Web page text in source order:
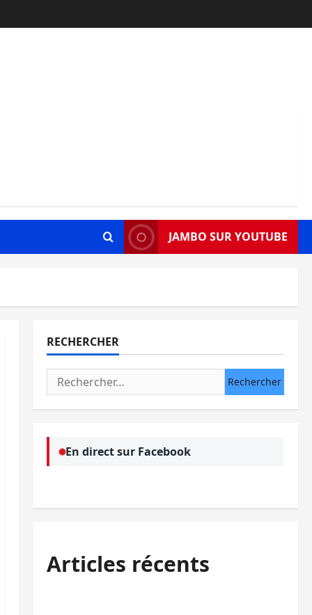
JAMBO SUR YOUTUBE
RECHERCHER
Rechercher :
En direct sur Facebook
Articles récents